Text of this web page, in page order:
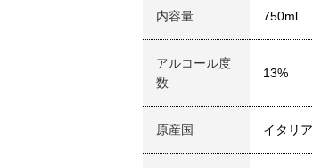
内容量 750ml
アルコール度
数
13%
原産国 イタリア